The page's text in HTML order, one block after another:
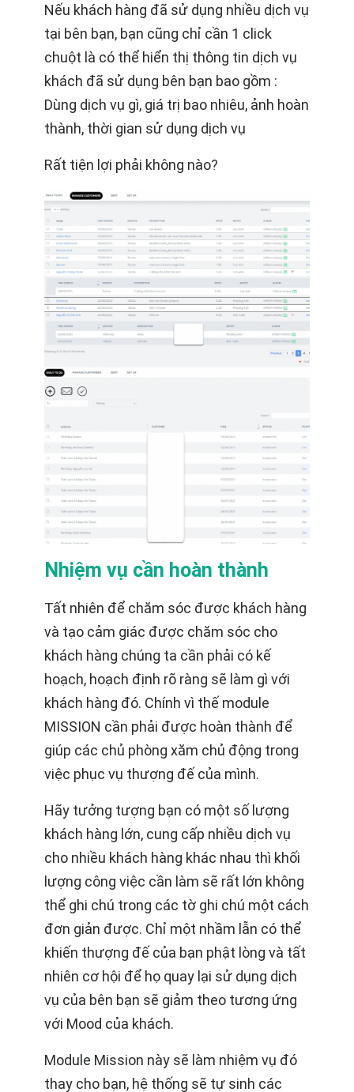
Nếu khách hàng đã sử dụng nhiều dịch vụ
tại bên bạn, bạn cũng chỉ cần 1 click
chuột là có thể hiển thị thông tin dịch vụ
khách đã sử dụng bên bạn bao gồm :
Dùng dịch vụ gì, giá trị bao nhiêu, ảnh hoàn
thành, thời gian sử dụng dịch vụ
Rất tiện lợi phải không nào?
Nhiệm vụ cần hoàn thành
Tất nhiên để chăm sóc được khách hàng
và tạo cảm giác được chăm sóc cho
khách hàng chúng ta cần phải có kế
hoạch, hoạch định rõ ràng sẽ làm gì với
khách hàng đó. Chính vì thế module
MISSION cần phải được hoàn thành để
giúp các chủ phòng xăm chủ động trong
việc phục vụ thượng đế của mình.
Hãy tưởng tượng bạn có một số lượng
khách hàng lớn, cung cấp nhiều dịch vụ
cho nhiều khách hàng khác nhau thì khối
lượng công việc cần làm sẽ rất lớn không
thể ghi chú trong các tờ ghi chú một cách
đơn giản được. Chỉ một nhầm lẫn có thể
khiến thượng đế của bạn phật lòng và tất
nhiên cơ hội để họ quay lại sử dụng dịch
vụ của bên bạn sẽ giảm theo tương ứng
với Mood của khách.
Module Mission này sẽ làm nhiệm vụ đó
thay cho bạn, hệ thống sẽ tự sinh các